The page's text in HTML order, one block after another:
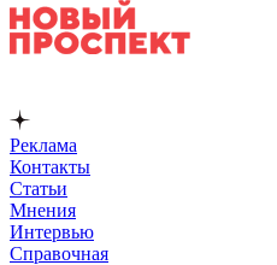
Реклама
Контакты
Статьи
Мнения
Интервью
Справочная